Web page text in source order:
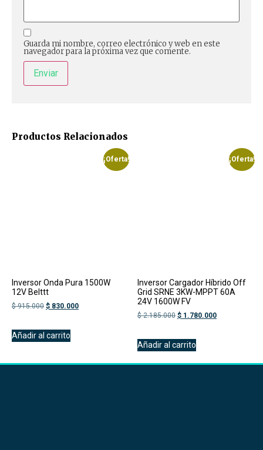
Productos Relacionados
¡Oferta!
Inversor Onda Pura 1500W
12V Belttt
$915.000 $ 830.000
Añadir al carrito
¡Oferta!
Inversor Cargador Híbrido Off
Grid SRNE 3KW-MPPT 60A
24V 1600W FV
$2.185.000 $ 1.780.000
Añadir al carrito
Guarda mi nombre, correo electrónico y web en este
navegador para la próxima vez que comente.